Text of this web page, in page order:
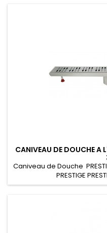
CANIVEAU DE DOUCHE A
Caniveau de Douche